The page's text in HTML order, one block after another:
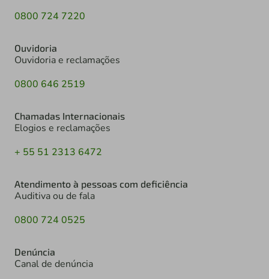
0800 724 7220
Ouvidoria
Ouvidoria e reclamações
0800 646 2519
Chamadas Internacionais
Elogios e reclamações
+ 55 51 2313 6472
Atendimento à pessoas com deficiência
Auditiva ou de fala
0800 724 0525
Denúncia
Canal de denúncia